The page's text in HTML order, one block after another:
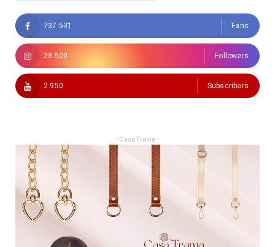
737.531 Fans
28.500 Followers
2.950 Subscribers
- Casa Trama -